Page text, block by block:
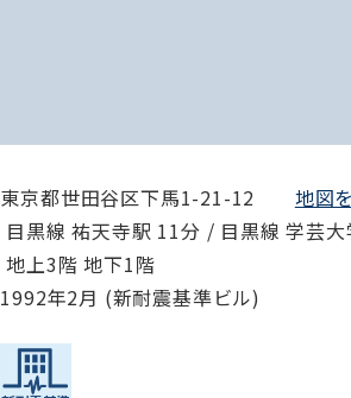
東京都世田谷区下馬1-21-12 地図
目黒線 祐天寺駅 11分 / 目黒線 学芸大
地上3階 地下1階
1992年2月 (新耐震基準ビル)